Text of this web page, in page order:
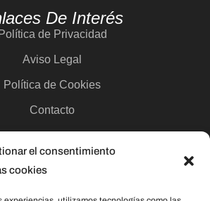
el consentimiento
cookies
De Interés
Política de Privacidad
Aviso Legal
Política de Cookies
Contacto
Categorías
Velas